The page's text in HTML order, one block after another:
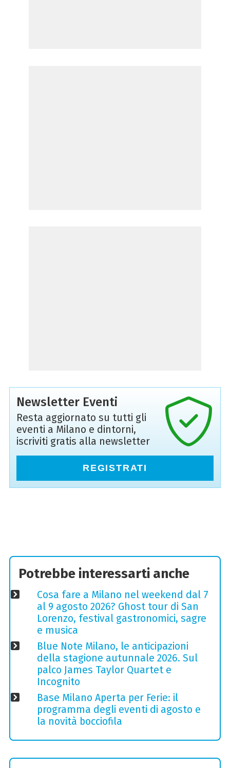
Newsletter Eventi
Resta aggiornato su tutti gli
eventi a Milano e dintorni,
iscriviti gratis alla newsletter
REGISTRATI
Potrebbe interessarti anche
Cosa fare a Milano nel weekend dal 7
al 9 agosto 2026? Ghost tour di San
Lorenzo, festival gastronomici, sagre
e musica
Blue Note Milano, le anticipazioni
della stagione autunnale 2026. Sul
palco James Taylor Quartet e
Incognito
Base Milano Aperta per Ferie: il
programma degli eventi di agosto e
la novità bocciofila